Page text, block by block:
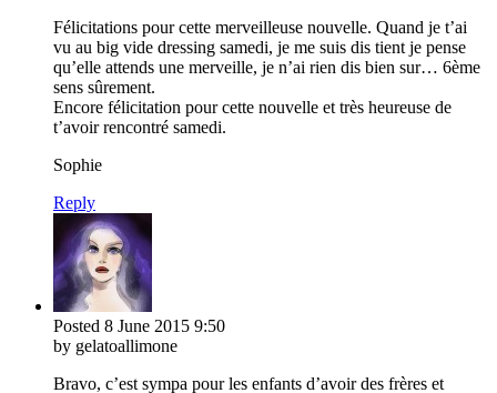
Félicitations pour cette merveilleuse nouvelle. Quand je t’ai
vu au big vide dressing samedi, je me suis dis tient je pense
qu’elle attends une merveille, je n’ai rien dis bien sur… 6ème
sens sûrement.
Encore félicitation pour cette nouvelle et très heureuse de
t’avoir rencontré samedi.
Sophie
Reply
Posted 8 June 2015 9:50
by gelatoallimone
Bravo, c’est sympa pour les enfants d’avoir des frères et